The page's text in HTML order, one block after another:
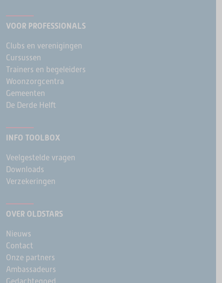
VOOR PROFESSIONALS
Clubs en verenigingen
Cursussen
Trainers en begeleiders
Woonzorgcentra
Gemeenten
De Derde Helft
INFO TOOLBOX
Veelgestelde vragen
Downloads
Verzekeringen
OVER OLDSTARS
Nieuws
Contact
Onze partners
Ambassadeurs